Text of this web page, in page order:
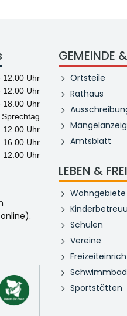
12.00 Uhr
12.00 Uhr
18.00 Uhr
Sprechtag
12.00 Uhr
16.00 Uhr
12.00 Uhr
GEMEINDE
Ortsteile
Rathaus
Amtsblatt
LEBEN &
Wohngebiete
Schulen
Vereine
Schwimmbad
Sportstätten